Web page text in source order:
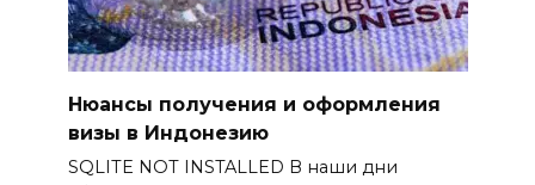
Нюансы получения и оформления
визы в Индонезию
SQLITE NOT INSTALLED В наши дни